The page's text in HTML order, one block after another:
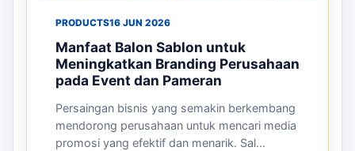
PRODUCTS16 JUN 2026
Manfaat Balon Sablon untuk
Meningkatkan Branding Perusahaan
pada Event dan Pameran
Persaingan bisnis yang semakin berkembang
mendorong perusahaan untuk mencari media
promosi yang efektif dan menarik. Sal...